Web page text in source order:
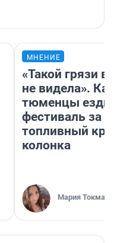
МНЕНИЕ
«Такой грязи
не видела».
тюменцы
фестиваль за
топливный
колонка
Мария